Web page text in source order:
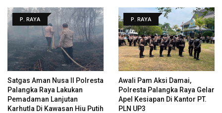
P. RAYA
Satgas Aman Nusa II Polresta
Palangka Raya Lakukan
Pemadaman Lanjutan
Karhutla Di Kawasan Hiu Putih
P. RAYA
Awali Pam Aksi Damai,
Polresta Palangka Raya Gelar
Apel Kesiapan Di Kantor PT.
PLN UP3